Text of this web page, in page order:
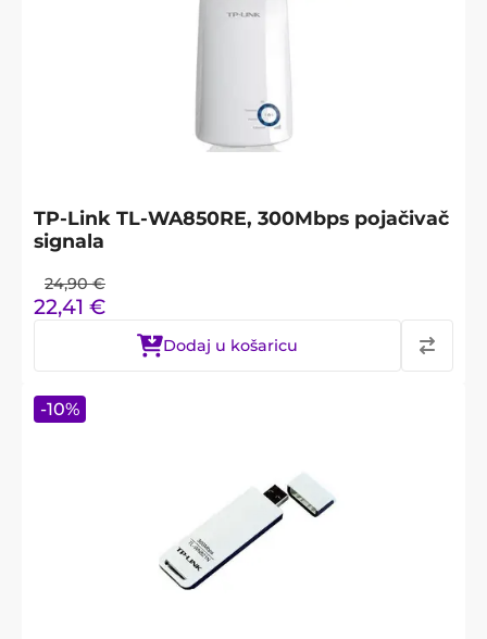
TP-Link TL-WA850RE, 300Mbps pojačivač
signala
24,90 €
22,41 €
Dodaj u košaricu
-10%